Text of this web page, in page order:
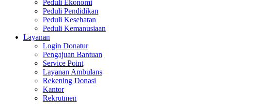
Peduli Ekonomi
Peduli Pendidikan
Peduli Kesehatan
Peduli Kemanusiaan
Layanan
Login Donatur
Pengajuan Bantuan
Service Point
Layanan Ambulans
Rekening Donasi
Kantor
Rekrutmen